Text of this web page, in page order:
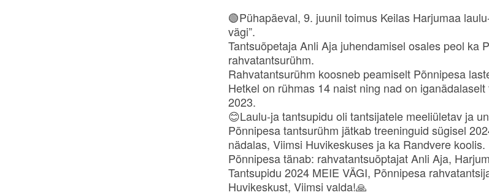
🟢Pühapäeval, 9. juunil toimus Keilas Harjumaa
vägi”.
Tantsuõpetaja Anli Aja juhendamisel osales peol ka
rahvatantsurühm.
Rahvatantsurühm koosneb peamiselt Põnnipesa
Hetkel on rühmas 14 naist ning nad on
2023.
😊Laulu-ja tantsupidu oli tantsijatele meeliületav ja
Põnnipesa tantsurühm jätkab treeninguid sügisel
nädalas, Viimsi Huvikeskuses ja ka Randvere koolis.
Põnnipesa tänab: rahvatantsuõptajat Anli Aja,
Tantsupidu 2024 MEIE VÄGI, Põnnipesa
Huvikeskust, Viimsi valda!🙏